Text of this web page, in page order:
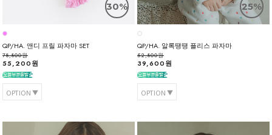
30%
QP/HA. 앤디 프릴 파자마 SET
78,800원
55,200원
OPTION
25%
QP/HA. 알록땡땡 플리스 파자마
52,800원
39,600원
OPTION